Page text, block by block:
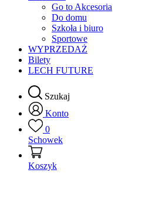
Go to Akcesoria
Do domu
Szkoła i biuro
Sportowe
WYPRZEDAŻ
Bilety
LECH FUTURE
Szukaj
Konto
0
Schowek
Koszyk